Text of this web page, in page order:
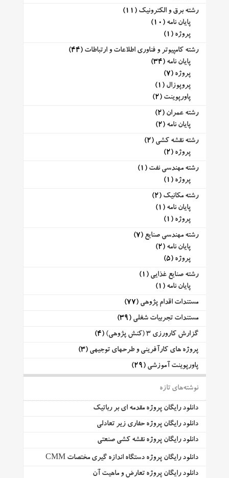
رشته برق و الکترونیک (11)
پایان نامه (10)
پروژه (1)
رشته کامپیوتر و فناوری اطلاعات و ارتباطات (44)
پایان نامه (34)
پروژه (7)
پروپوزال (1)
پاورپوینت (2)
رشته عمران (2)
پایان نامه (2)
رشته نقشه کشی (2)
پروژه (2)
رشته مهندسی نفت (1)
پروژه (1)
رشته مکانیک (2)
پایان نامه (1)
پروژه (1)
رشته مهندسی صنایع (7)
پایان نامه (2)
پروژه (5)
رشته صنایع غذایی (1)
پایان نامه (1)
مستندات اقدام پژوهی (77)
مستندات تجربیات شغلی (39)
گزارش کارورزی 3 (کنش پژوهی)
(4)
پروژه های کارآفرینی و طرحهای توجیهی (3)
پاورپوینت آموزشی (29)
نوشته‌های تازه
دانلود رایگان پروژه مقدمه ای بر رباتیک
دانلود رایگان پروژه حفاری زیر تعادلی
دانلود رایگان پروژه نقشه کشی صنعتی
دانلود رایگان پروژه دستگاه اندازه گیری مختصات CMM
دانلود رایگان پروژه تعارض و ماهیت آن